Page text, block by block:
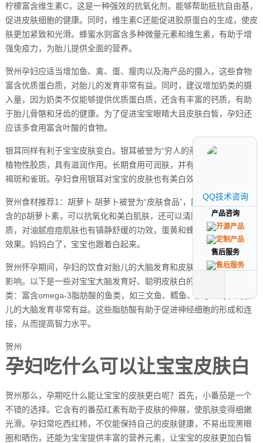
柠檬富含维生素C，这是一种强效的抗氧化剂，能够帮助抵抗自由基，
促进皮肤细胞的健康。同时，维生素C还能促进胶原蛋白的生成，使皮
肤更加紧致和光滑。蜂蜜水则富含多种微量元素和维生素，有助于增
强免疫力，为胎儿提供全面的营养。
贺州孕妇应适当增加鱼、禽、蛋、瘦肉以及海产品的摄入，这些食物
富含优质蛋白质，对胎儿的发育非常有益。同时，建议增加奶类的摄
入量，因为奶类不仅能够提供优质蛋白质，还含有丰富的钙质，有助
于胎儿骨骼和牙齿的健康。为了促进宝宝眼睛大且皮肤白皙，孕妇还
应该多食用富含叶酸的食物。
银耳同样有利于宝宝皮肤变白。银耳被誉为“穷人的燕窝”，它富含天然
植物性胶质，具有滋润作用。长期食用可润肤，并有助于祛除脸部黄
褐斑和雀斑。孕妇食用银耳对宝宝的皮肤也有美白效果。
贺州食材推荐1：胡萝卜 胡萝卜被誉为“皮肤食品”，能润泽肌肤。它所
含的β胡萝卜素，可以抗氧化和美白肌肤，还可以清除肌肤的多余角
质，对油腻痘痘肌肤也有镇静舒缓的功效，蛋黄和蜂蜜有保湿的润肤
效果。妈妈白了，宝宝也跟着白起来。
贺州怀孕期间，孕妇的饮食对胎儿的大脑发育和皮肤颜色有着重要的
影响。以下是一些对宝宝大脑发育好、聪明皮肤白的食物建议： 鱼
类：富含omega-3脂肪酸的鱼类，如三文鱼、鳕鱼、沙丁鱼等，对胎
儿的大脑发育非常有益。这些脂肪酸有助于促进神经细胞的形成和连
接，从而提高智力水平。
贺州
孕妇吃什么可以让宝宝皮肤白
贺州那么，孕期吃什么能让宝宝的皮肤更白呢？首先，小番茄是一个
不错的选择。它含有的番茄红素有助于皮肤的伸展，使肌肤变得细嫩
光滑。孕妇常吃西红柿，不仅能保持自己的皮肤健康，不易出现黑眼
圈和晒伤，还能为宝宝提供丰富的营养元素，让宝宝的皮肤更加白皙
QQ技术咨询
产品咨询
售后服务
QQ技术咨询
产品咨询
售后服务